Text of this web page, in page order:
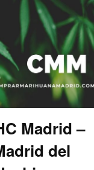
Madrid –
del